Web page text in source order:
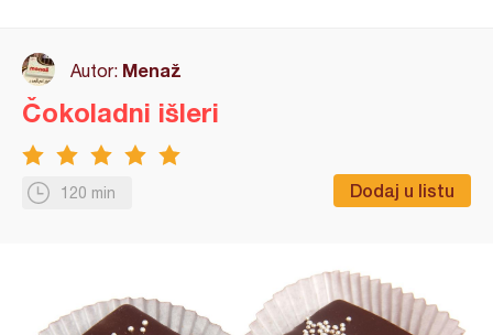
Autor: Menaž
120 min Dodaj u listu
Čokoladni išleri